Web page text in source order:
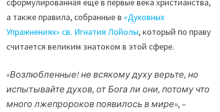
а также правила, собранные в «Духовных
Упражнениях» св. Игнатия Лойолы, который по праву
считается великим знатоком в этой сфере.
«Возлюбленные! не всякому духу верьте, но
испытывайте духов, от Бога ли они, потому что
много лжепророков появилось в мире», –